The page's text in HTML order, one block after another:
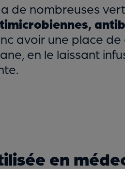
de nombreuses
avoir une place
en le laissant
en